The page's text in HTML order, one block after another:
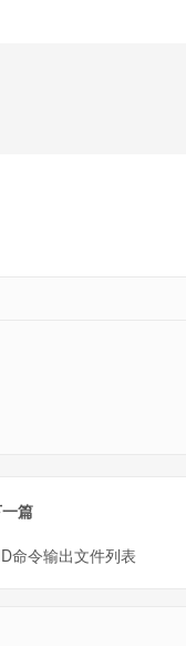
篇
命令输出文件列表